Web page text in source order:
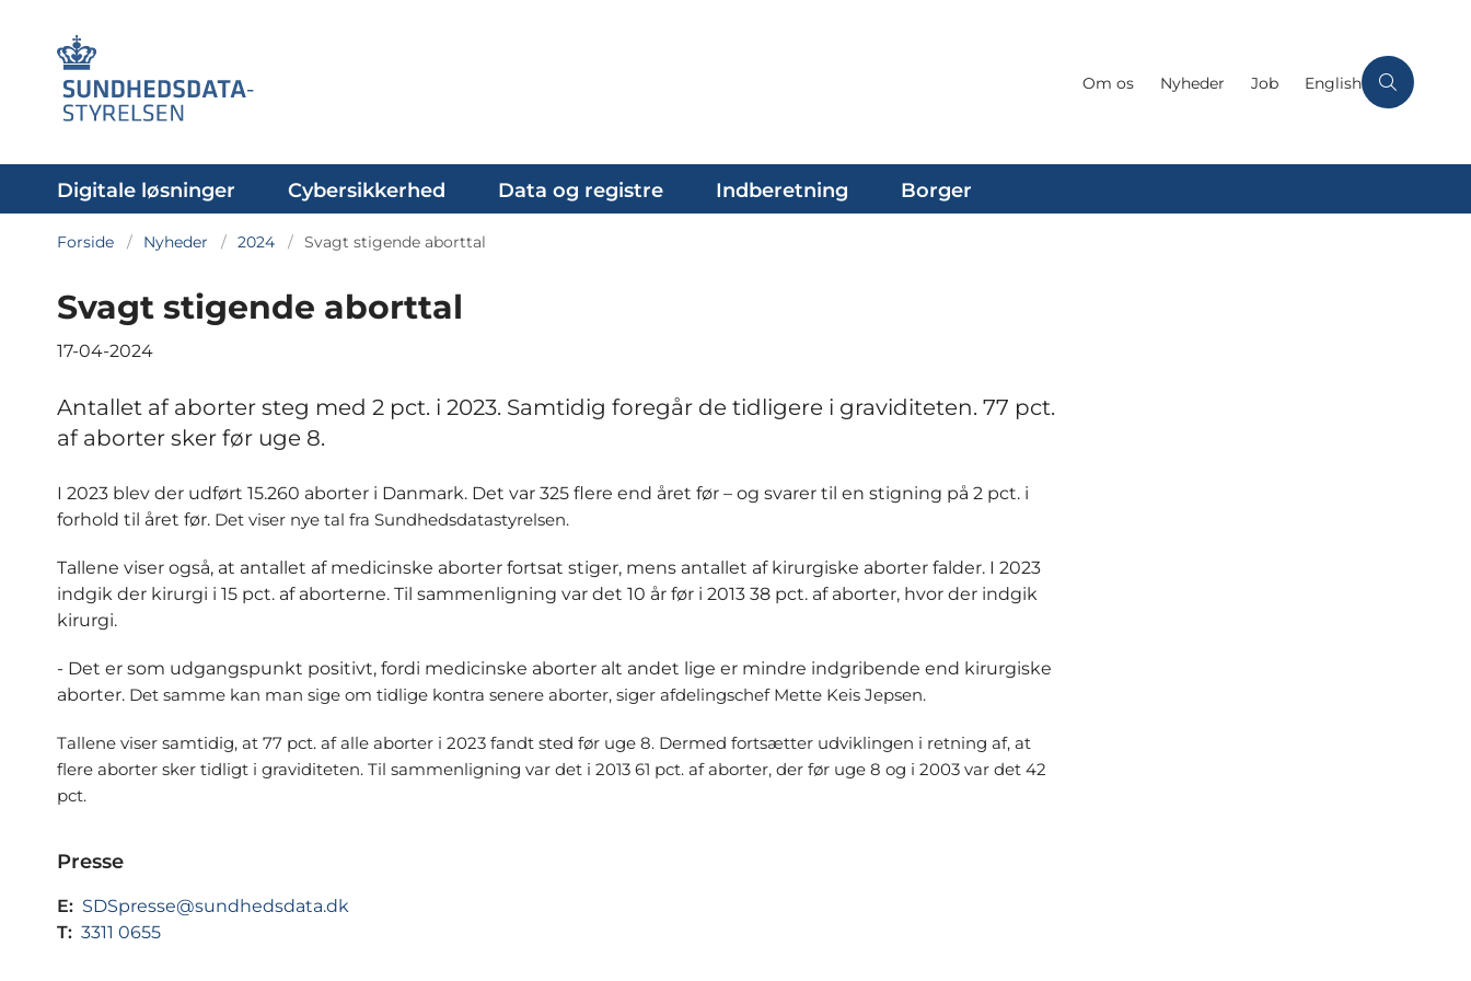
Om os Nyheder Job English
Digitale løsninger Cybersikkerhed Data og registre Indberetning Borger
Forside Nyheder 2024 Svagt stigende aborttal
Svagt stigende aborttal
17-04-2024
Antallet af aborter steg med 2 pct. i 2023. Samtidig foregår de tidligere i graviditeten. 77 pct.
af aborter sker før uge 8.
I 2023 blev der udført 15.260 aborter i Danmark. Det var 325 flere end året før – og svarer til en stigning på 2 pct. i
forhold til året før. Det viser nye tal fra Sundhedsdatastyrelsen.
Tallene viser også, at antallet af medicinske aborter fortsat stiger, mens antallet af kirurgiske aborter falder. I 2023
indgik der kirurgi i 15 pct. af aborterne. Til sammenligning var det 10 år før i 2013 38 pct. af aborter, hvor der indgik
kirurgi.
- Det er som udgangspunkt positivt, fordi medicinske aborter alt andet lige er mindre indgribende end kirurgiske
aborter. Det samme kan man sige om tidlige kontra senere aborter, siger afdelingschef Mette Keis Jepsen.
Tallene viser samtidig, at 77 pct. af alle aborter i 2023 fandt sted før uge 8. Dermed fortsætter udviklingen i retning af, at
flere aborter sker tidligt i graviditeten. Til sammenligning var det i 2013 61 pct. af aborter, der før uge 8 og i 2003 var det 42
pct.
Presse
E: SDSpresse@sundhedsdata.dk
T: 3311 0655